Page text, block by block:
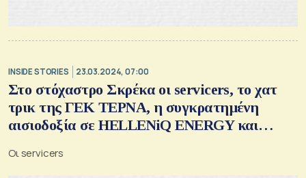
INSIDE STORIES 23.03.2024, 07:00
Στο στόχαστρο Σκρέκα οι servicers, το χατ
τρικ της ΓΕΚ ΤΕΡΝΑ, η συγκρατημένη
αισιοδοξία σε HELLENiQ ENERGY και
Bouygues στο Ελληνικό
Οι servicers